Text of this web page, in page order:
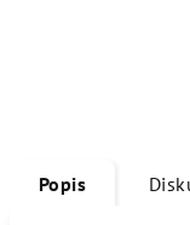
Popis